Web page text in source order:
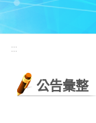
:::
公告彙整